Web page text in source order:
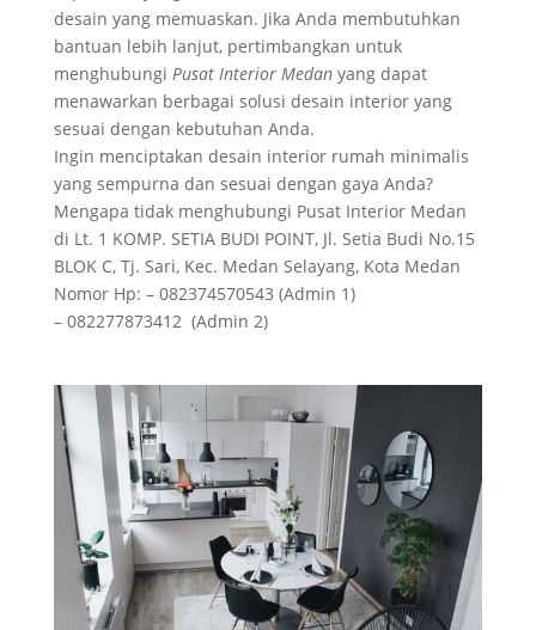
desain yang memuaskan. Jika Anda membutuhkan
bantuan lebih lanjut, pertimbangkan untuk
menghubungi Pusat Interior Medanyang dapat
menawarkan berbagai solusi desain interior yang
sesuai dengan kebutuhan Anda.
Ingin menciptakan desain interior rumah minimalis
yang sempurna dan sesuai dengan gaya Anda?
Mengapa tidak menghubungi Pusat Interior Medan
di Lt. 1 KOMP. SETIA BUDI POINT, Jl. Setia Budi No.15
BLOK C, Tj. Sari, Kec. Medan Selayang, Kota Medan
Nomor Hp: – 082374570543 (Admin 1)
– 082277873412 (Admin 2)